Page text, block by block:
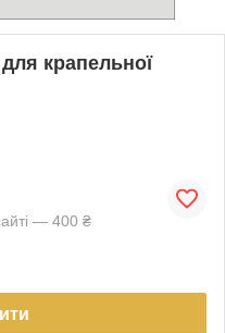
крапельної
— 400 ₴